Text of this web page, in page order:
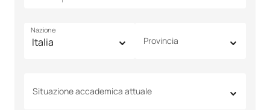
Nazione
Provincia
Situazione accademica attuale